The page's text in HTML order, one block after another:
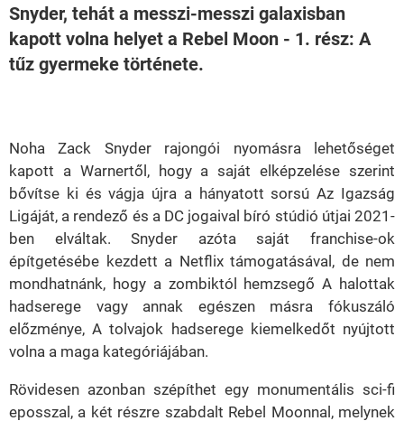
Snyder, tehát a messzi-messzi galaxisban
kapott volna helyet a Rebel Moon - 1. rész: A
tűz gyermeke története.
Noha Zack Snyder rajongói nyomásra lehetőséget
kapott a Warnertől, hogy a saját elképzelése szerint
bővítse ki és vágja újra a hányatott sorsú Az Igazság
Ligáját, a rendező és a DC jogaival bíró stúdió útjai 2021-
ben elváltak. Snyder azóta saját franchise-ok
építgetésébe kezdett a Netflix támogatásával, de nem
mondhatnánk, hogy a zombiktól hemzsegő A halottak
hadserege vagy annak egészen másra fókuszáló
előzménye, A tolvajok hadserege kiemelkedőt nyújtott
volna a maga kategóriájában.
Rövidesen azonban szépíthet egy monumentális sci-fi
eposszal, a két részre szabdalt Rebel Moonnal, melynek